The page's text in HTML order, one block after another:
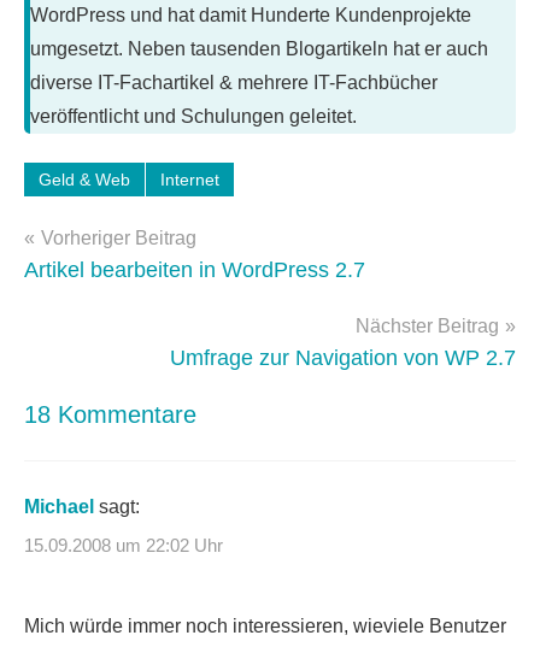
WordPress und hat damit Hunderte Kundenprojekte
umgesetzt. Neben tausenden Blogartikeln hat er auch
diverse IT-Fachartikel & mehrere IT-Fachbücher
veröffentlicht und Schulungen geleitet.
Schlagwörter:
adsense,
geld-
Geld & Web Internet
Beitragsnavigation
Vorheriger Beitrag
Artikel bearbeiten in WordPress 2.7
Nächster Beitrag
Umfrage zur Navigation von WP 2.7
18 Kommentare
Michael sagt:
15.09.2008 um 22:02 Uhr
Mich würde immer noch interessieren, wieviele Benutzer